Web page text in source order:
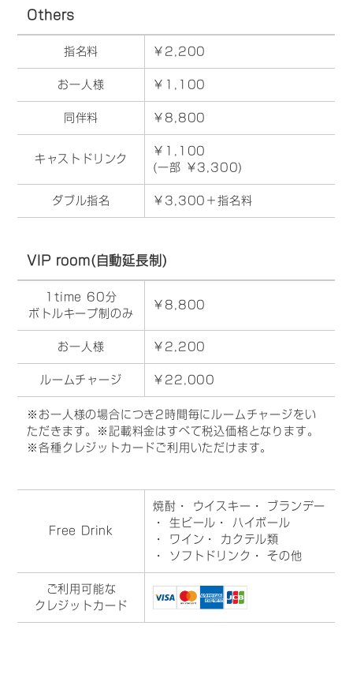
Others
指名料 ￥2,200
お一人様 ￥1,100
同伴料 ￥8,800
キャストドリンク
￥1,100
(一部 ￥3,300)
ダブル指名 ￥3,300＋指名料
VIP room(自動延長制)
1time 60分
ボトルキープ制のみ
￥8,800
お一人様 ￥2,200
ルームチャージ ￥22,000
※お一人様の場合につき2時間毎にルームチャージをい
ただきます。※記載料金はすべて税込価格となります。
※各種クレジットカードご利用いただけます。
Free Drink
焼酎 ・ ウイスキー ・ ブランデー
・ 生ビール ・ ハイボール
・ ワイン ・ カクテル類
・ ソフトドリンク ・ その他
ご利用可能な
クレジットカード